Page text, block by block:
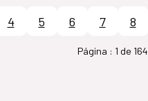
4 5 6 7
8
Página : 1 de 164